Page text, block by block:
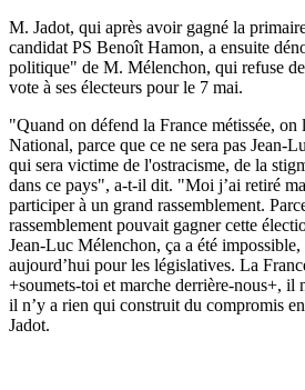
M. Jadot, qui après avoir gagné la
candidat PS Benoît Hamon, a ensuite
politique" de M. Mélenchon, qui refuse
vote à ses électeurs pour le 7 mai.
"Quand on défend la France métissée,
National, parce que ce ne sera pas Jean-
qui sera victime de l'ostracisme, de la
dans ce pays", a-t-il dit. "Moi j’ai retiré
participer à un grand rassemblement.
rassemblement pouvait gagner cette
Jean-Luc Mélenchon, ça a été impossible,
aujourd’hui pour les législatives. La
+soumets-toi et marche derrière-nous+, il
il n’y a rien qui construit du compromis
Jadot.